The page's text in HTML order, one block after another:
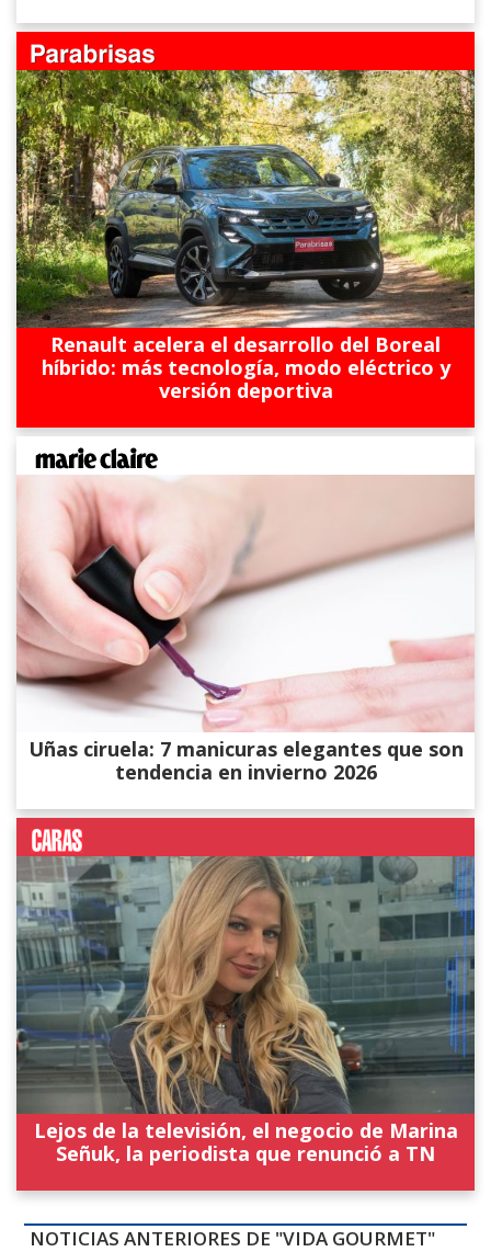
Renault acelera el desarrollo del Boreal
híbrido: más tecnología, modo eléctrico y
versión deportiva
Uñas ciruela: 7 manicuras elegantes que son
tendencia en invierno 2026
Lejos de la televisión, el negocio de Marina
Señuk, la periodista que renunció a TN
NOTICIAS ANTERIORES DE "VIDA GOURMET"